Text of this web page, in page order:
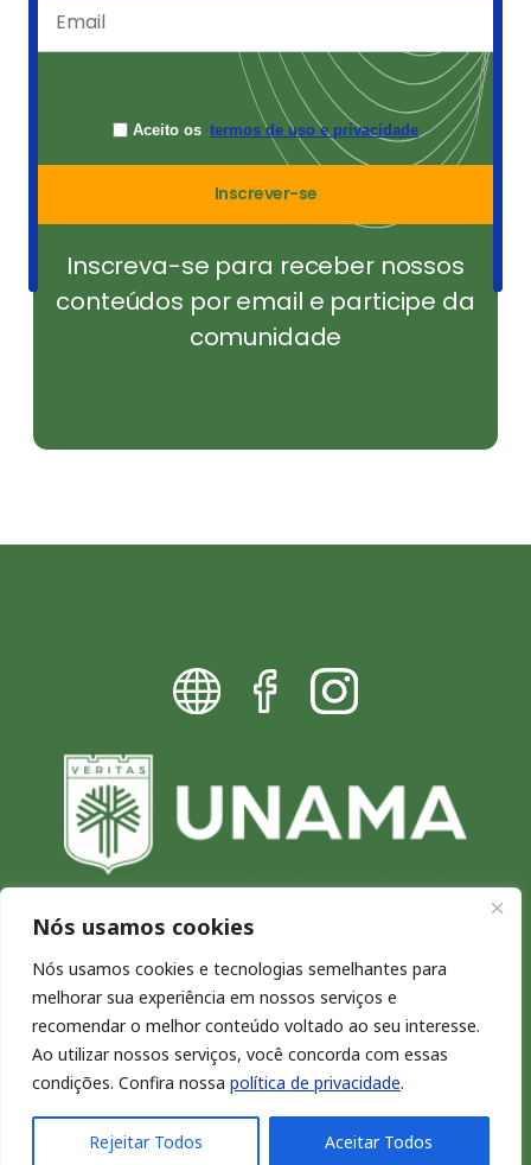
Nós usamos cookies
Nós usamos cookies e tecnologias semelhantes para
melhorar sua experiência em nossos serviços e
recomendar o melhor conteúdo voltado ao seu interesse.
Ao utilizar nossos serviços, você concorda com essas
condições. Confira nossa política de privacidade.
Rejeitar Todos Aceitar Todos
Aceito os termos de uso e privacidade
Inscrever-se
Inscreva-se para receber nossos
conteúdos por email e participe da
comunidade
Blog da UNAMA - Excelência por
natureza
Copyright © 2026. Todos os direitos reservados.